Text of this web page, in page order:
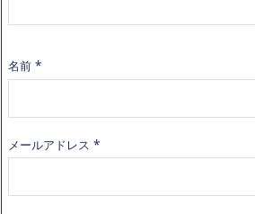
名前 *
メールアドレス *